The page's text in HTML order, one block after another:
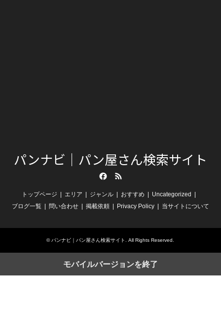
パンナビ｜パン屋さん検索サイト
トップページ エリア ジャンル おすすめ
Uncategorized
ブログ一覧
問い合わせ 掲載依頼 Privacy Policy 当サイトについて
©パンナビ｜パン屋さん検索サイト. All Rights Reserved.
モバイルバージョンを終了